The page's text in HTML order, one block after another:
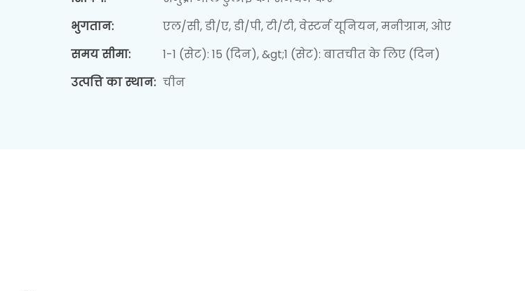
भुगतान:
एल/सी, डी/ए, डी/पी, टी/टी, वेस्टर्न यूनियन, मनीग्राम, ओए
समय सीमा:
1-1 (सेट): 15 (दिन), &gt;1 (सेट): बातचीत के लिए (दिन)
उत्पत्ति का स्थान: चीन